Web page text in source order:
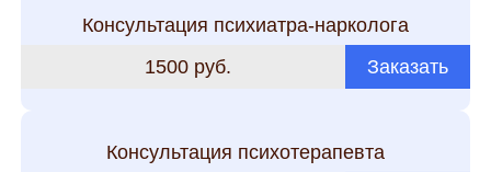
Консультация психиатра-нарколога
1500 руб.
Заказать
Консультация психотерапевта